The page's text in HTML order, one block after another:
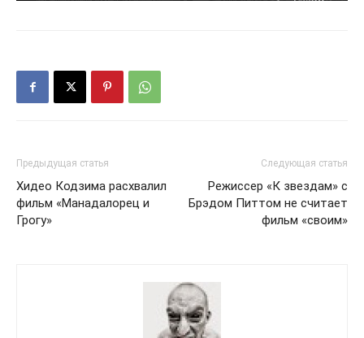
Предыдущая статья
Хидео Кодзима расхвалил
фильм «Манадалорец и
Грогу»
Следующая статья
Режиссер «К звездам» с
Брэдом Питтом не считает
фильм «своим»